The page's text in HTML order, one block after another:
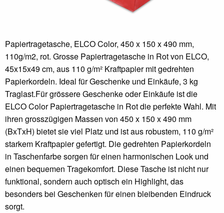
Papiertragetasche, ELCO Color, 450 x 150 x 490 mm,
110g/m2, rot. Grosse Papiertragetasche in Rot von ELCO,
45x15x49 cm, aus 110 g/m² Kraftpapier mit gedrehten
Papierkordeln. Ideal für Geschenke und Einkäufe, 3 kg
Traglast.Für grössere Geschenke oder Einkäufe ist die
ELCO Color Papiertragetasche in Rot die perfekte Wahl. Mit
ihren grosszügigen Massen von 450 x 150 x 490 mm
(BxTxH) bietet sie viel Platz und ist aus robustem, 110 g/m²
starkem Kraftpapier gefertigt. Die gedrehten Papierkordeln
in Taschenfarbe sorgen für einen harmonischen Look und
einen bequemen Tragekomfort. Diese Tasche ist nicht nur
funktional, sondern auch optisch ein Highlight, das
besonders bei Geschenken für einen bleibenden Eindruck
sorgt.